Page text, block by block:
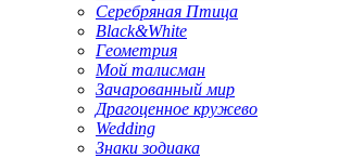
Серебряная Птица
Black&White
Геометрия
Мой талисман
Зачарованный мир
Драгоценное кружево
Wedding
Знаки зодиака